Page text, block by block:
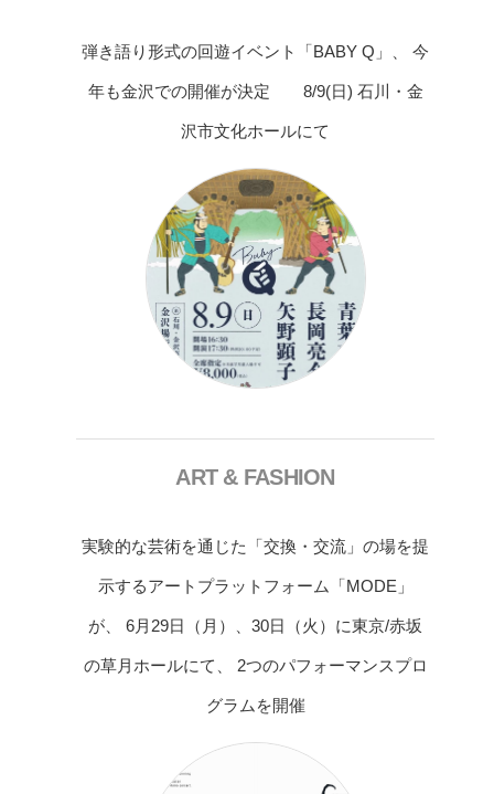
弾き語り形式の回遊イベント「BABY Q」、 今
年も金沢での開催が決定 8/9(日) 石川・金
沢市文化ホールにて
ART & FASHION
実験的な芸術を通じた「交換・交流」の場を提
示するアートプラットフォーム「MODE」
が、 6月29日（月）、30日（火）に東京/赤坂
の草月ホールにて、 2つのパフォーマンスプロ
グラムを開催